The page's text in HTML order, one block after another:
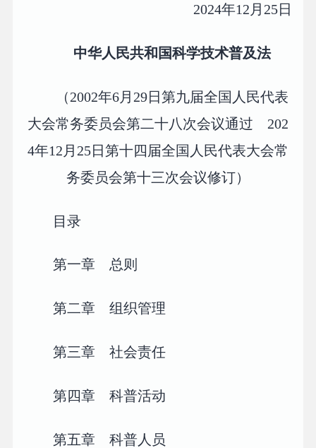
2024年12月25日
中华人民共和国科学技术普及法
（2002年6月29日第九届全国人民代表
大会常务委员会第二十八次会议通过 202
4年12月25日第十四届全国人民代表大会常
务委员会第十三次会议修订）
目录
第一章 总则
第二章 组织管理
第三章 社会责任
第四章 科普活动
第五章 科普人员